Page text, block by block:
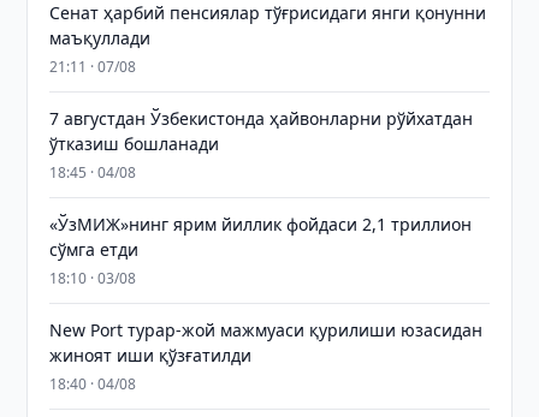
Сенат ҳарбий пенсиялар тўғрисидаги янги қонунни
маъқуллади
21:11 · 07/08
7 августдан Ўзбекистонда ҳайвонларни рўйхатдан
ўтказиш бошланади
18:45 · 04/08
«ЎзМИЖ»нинг ярим йиллик фойдаси 2,1 триллион
сўмга етди
18:10 · 03/08
New Port турар-жой мажмуаси қурилиши юзасидан
жиноят иши қўзғатилди
18:40 · 04/08